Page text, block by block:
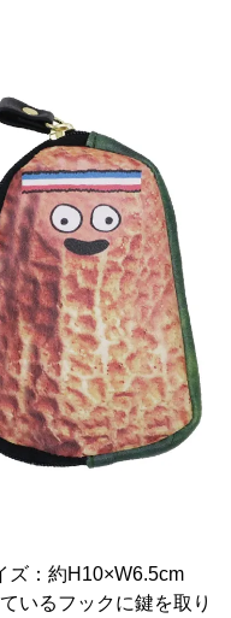
：約H10×W6.5cm
いるフックに鍵を取り